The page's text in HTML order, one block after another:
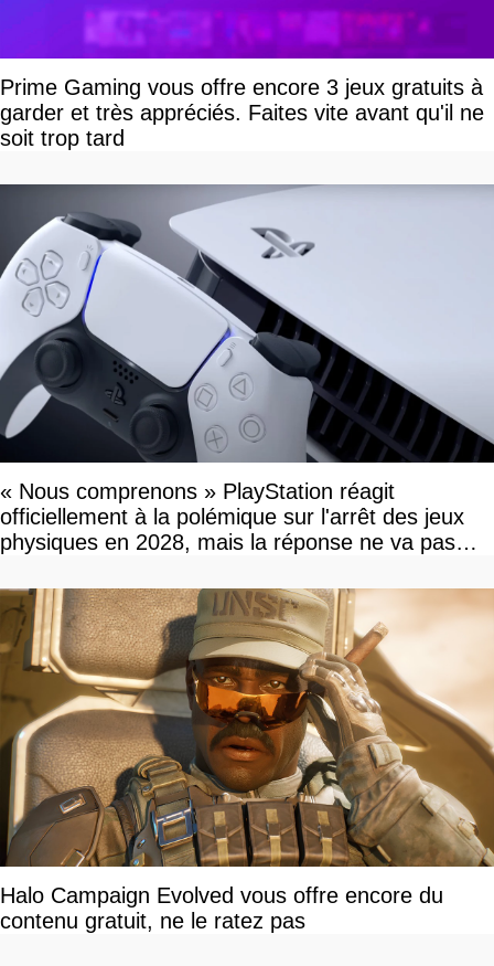
Prime Gaming vous offre encore 3 jeux gratuits à
garder et très appréciés. Faites vite avant qu'il ne
soit trop tard
« Nous comprenons » PlayStation réagit
officiellement à la polémique sur l'arrêt des jeux
physiques en 2028, mais la réponse ne va pas
Halo Campaign Evolved vous offre encore du
contenu gratuit, ne le ratez pas